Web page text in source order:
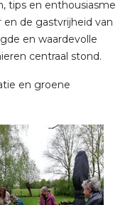
tips en enthousiasme
de gastvrijheid van
en waardevolle
centraal stond.
en groene